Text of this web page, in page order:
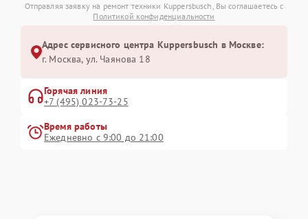
Отправляя заявку на ремонт техники Kuppersbusch, Вы соглашаетесь с
Политикой конфиденциальности
Адрес сервисного центра Kuppersbusch в Москве:
г. Москва, ул. Чаянова 18
Горячая линия
+7 (495) 023-73-25
Время работы
Ежедневно с 9:00 до 21:00